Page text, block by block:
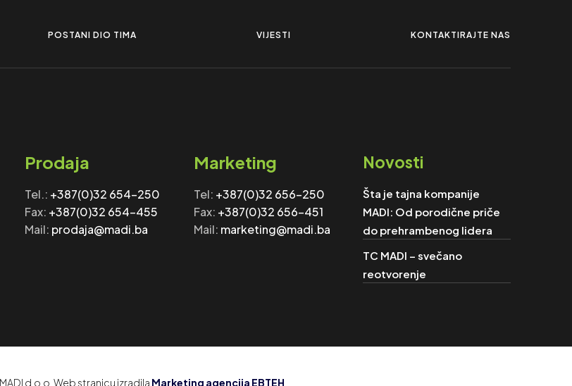
POSTANI DIO TIMA VIJESTI KONTAKTIRAJTE NAS
Prodaja
Tel.: +387(0)32 654-250
Fax: +387(0)32 654-455
Mail: prodaja@madi.ba
Marketing
Tel: +‎‎387(0)32 656-250
Fax: ‎‎ +387(0)32 656-451
Mail: marketing@madi.ba
Novosti
Šta je tajna kompanije
MADI: Od porodične priče
do prehrambenog lidera
TC MADI – svečano
reotvorenje
d.o.o. Web stranicu izradila Marketing agencija EBTEH